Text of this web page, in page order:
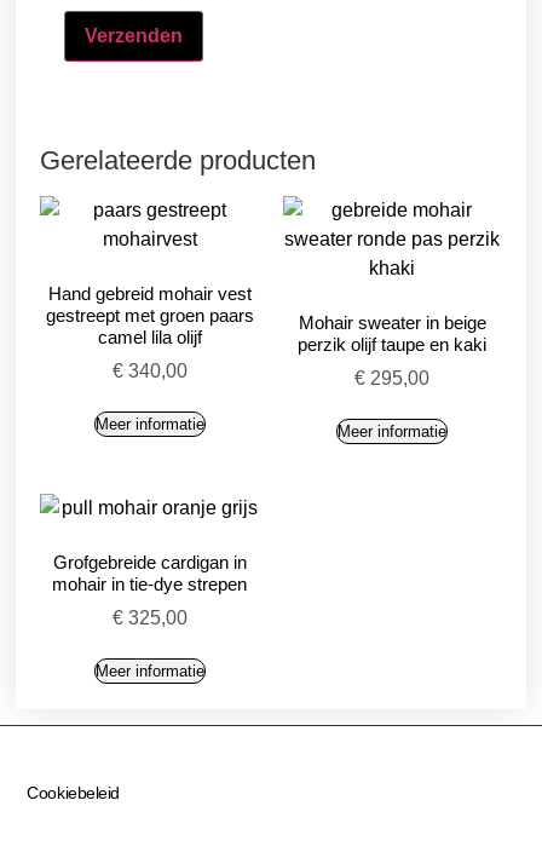
Gerelateerde producten
Hand gebreid mohair vest
gestreept met groen paars
camel lila olijf
€340,00
Meer informatie
Mohair sweater in beige
perzik olijf taupe en kaki
€ 295,00
Meer informatie
Grofgebreide cardigan in
mohair in tie-dye strepen
€325,00
Meer informatie
Cookiebeleid